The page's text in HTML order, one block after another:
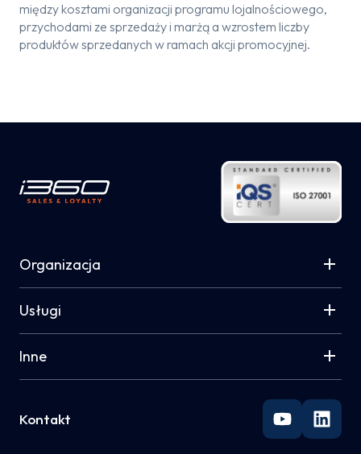
między kosztami organizacji programu lojalnościowego,
przychodami ze sprzedaży i marżą a wzrostem liczby
produktów sprzedanych w ramach akcji promocyjnej.
Organizacja
Usługi
Inne
Kontakt